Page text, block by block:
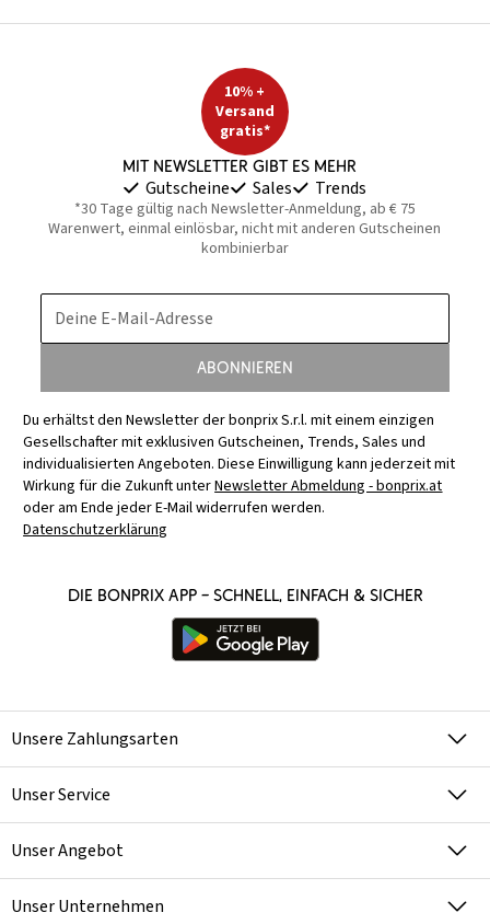
10% +
Versand
gratis*
Mit Newsletter gibt es mehr
Gutscheine Sales Trends
*30 Tage gültig nach Newsletter-Anmeldung, ab € 75
Warenwert, einmal einlösbar, nicht mit anderen Gutscheinen
kombinierbar
Deine E-Mail-Adresse
Abonnieren
Du erhältst den Newsletter der bonprix S.r.l. mit einem einzigen
Gesellschafter mit exklusiven Gutscheinen, Trends, Sales und
individualisierten Angeboten. Diese Einwilligung kann jederzeit mit
Wirkung für die Zukunft unterNewsletter Abmeldung - bonprix.at
oder am Ende jeder E-Mail widerrufen werden.
Datenschutzerklärung
Die bonprix App – schnell, einfach & sicher
Unsere Zahlungsarten
Unser Service
Unser Angebot
Unser Unternehmen